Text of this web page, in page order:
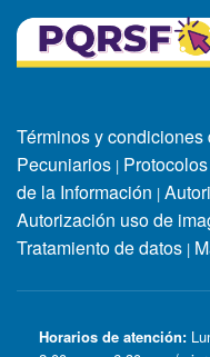
Términos y
Pecuniarios |
de la Información |
Autorización uso de
Tratamiento de datos |
Horarios de atención: